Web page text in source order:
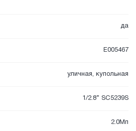
да
E005467
уличная, купольная
1/2.8” SC5239S
2.0Мп